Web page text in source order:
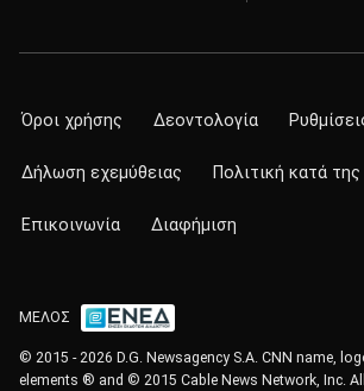
Όροι χρήσης Δεοντολογία
Δήλωση εχεμύθειας Πολιτική κατά
Επικοινωνία Διαφήμιση
ΜΕΛΟΣ
© 2015 - 2026 D.G. Newsagency S.A. CNN name,
elements ® and © 2015 Cable News Network, Inc.